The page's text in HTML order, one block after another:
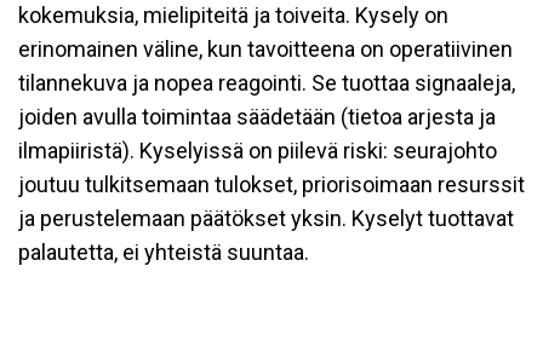
kokemuksia, mielipiteitä ja toiveita. Kysely on
erinomainen väline, kun tavoitteena on operatiivinen
tilannekuva ja nopea reagointi. Se tuottaa signaaleja,
joiden avulla toimintaa säädetään (tietoa arjesta ja
ilmapiiristä). Kyselyissä on piilevä riski: seurajohto
joutuu tulkitsemaan tulokset, priorisoimaan resurssit
ja perustelemaan päätökset yksin. Kyselyt tuottavat
palautetta, ei yhteistä suuntaa.